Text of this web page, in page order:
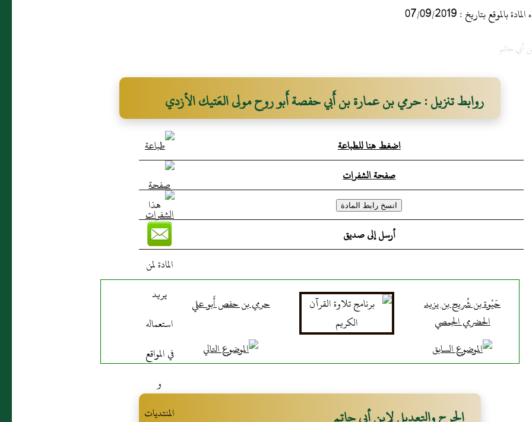
بتاريخ : 07/09/2019
أبي حاتم
روابط تنزيل : حرمي بن عمارة بن أَبي حفصة أَبو روح مولى العَتيك الأزدي
اضغط هنا للطباعة
صفحة الشفرات
أرسل إلى صديق
حَيْوة بن شُريح بن يزيد
الحضرمي الحِمصي
حرمي بن حفص أَبو علي